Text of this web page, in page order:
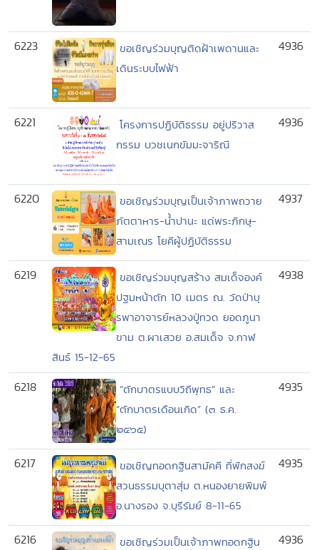
6223
ขอเชิญร่วมบุญติดฝ้าเพดานและ
เดินระบบไฟฟ้า
4936
6221
โครงการปฏิบัติธรรม อยู่ปริวาส
กรรม บวชเนกขัมมะจาริณี
4936
6220
ขอเชิญร่วมบุญเป็นเจ้าภาพถวาย
ภัตตาหาร-น้ำปานะ แด่พระภิกษุ-
สามเณร โยคีผู้ปฏิบัติธรรม
4937
6219
ขอเชิญร่วมบุญสร้าง สมเด็จองค์
ปฐมหน้าตัก 10 เมตร ณ. วัดป่าบุ
รพาอาจารย์หลวงปู่ทวด ยอดภูนา
ขาม ต.ผาเสวย อ.สมเด็จ จ.กาฬ
สินธ์ 15-12-65
4938
6218
“ตักบาตรแบบวิถีพุทธ” และ
“ตักบาตรเดือนเกิด” (๓ ธ.ค.
๒๕๖๕)
4935
6217
ขอเชิญทอดกฐินสามัคคี ที่พักสงฆ์
สวนธรรมบุตาสุ่ม ต.หนองยายพิมพ์
อ.นางรอง จ.บุรีรัมย์ 8-11-65
4935
6216
ขอเชิญร่วมเป็นเจ้าภาพทอดกฐิน
4936